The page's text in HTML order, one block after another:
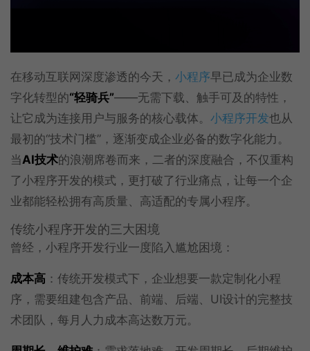
在移动互联网深度渗透的今天， 小程序早已成为企业数
字化转型的“轻骑兵”——无需下载、触手可及的特性，
让它成为连接用户与服务的核心载体。 小程序开发也从
最初的“技术门槛”，逐渐变成企业必备的数字化能力。
当AI技术的浪潮席卷而来，二者的深度融合，不仅重构
了小程序开发的模式，更打破了行业痛点，让每一个企
业都能轻松拥有高质量、高适配的专属小程序。
传统小程序开发的三大困境
曾经，小程序开发行业一度陷入尴尬困境：
成本高 ：传统开发模式下，企业想要一款定制化小程
序，需要组建包含产品、前端、后端、UI设计的完整技
术团队，每月人力成本高达数万元。